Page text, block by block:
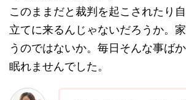
このままだと裁判を起こされたり
立てに来るんじゃないだろうか。
うのではないか。毎日そんな事ば
眠れませんでした。